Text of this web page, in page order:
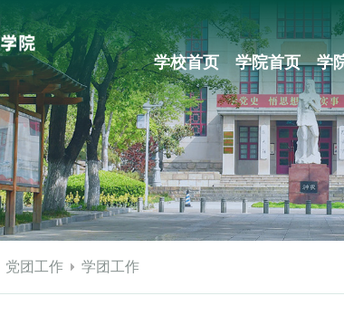
学校首页 学院首页 学
党团工作 学团工作